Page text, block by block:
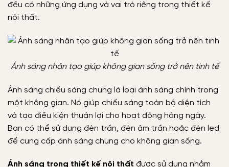
đều có những ứng dụng và vai trò riêng trong thiết kế
nội thất.
Ánh sáng nhân tạo giúp không gian sống trở nên tinh tế
Ánh sáng chiếu sáng chung là loại ánh sáng chính trong
một không gian. Nó giúp chiếu sáng toàn bộ diện tích
và tạo điều kiện thuận lợi cho hoạt động hàng ngày.
Bạn có thể sử dụng đèn trần, đèn âm trần hoặc đèn led
để cung cấp ánh sáng chung cho không gian sống.
Ánh sáng trong thiết kế nội thất được sử dụng nhằm